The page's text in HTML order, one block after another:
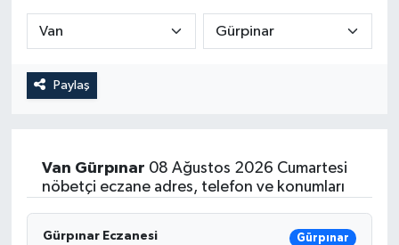
Paylaş
Van Gürpınar 08 Ağustos 2026 Cumartesi
nöbetçi eczane adres, telefon ve konumları
Gürpınar Eczanesi Gürpınar